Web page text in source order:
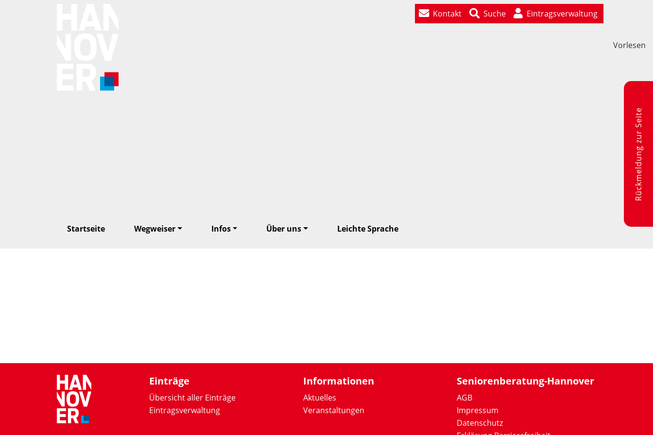
Kontakt Suche Eintragsverwaltung
Startseite Wegweiser Infos Über uns Leichte Sprache
Rückmeldung zur Seite
Einträge
Übersicht aller Einträge
Eintragsverwaltung
Informationen
Aktuelles
Veranstaltungen
Seniorenberatung-Hannover
AGB
Impressum
Datenschutz
Vorlesen